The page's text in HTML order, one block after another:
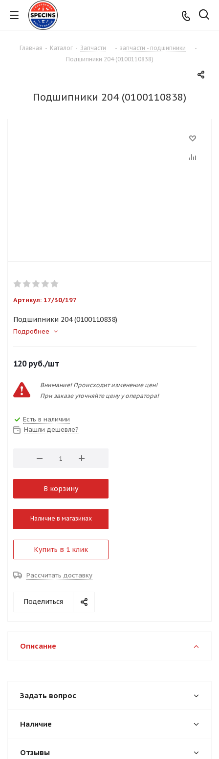
Главная - Каталог - Запчасти - запчасти - подшипники
-
Подшипники 204 (0100110838)
Подшипники 204 (0100110838)
Артикул: 17/30/197
Подшипники 204 (0100110838)
Подробнее
120руб./шт
Внимание! Происходит изменение цен!
При заказе уточняйте цену у оператора!
Есть в наличии
Нашли дешевле?
В корзину
Наличие в магазинах
Купить в 1 клик
Рассчитать доставку
Поделиться
Описание
Задать вопрос
Наличие
Отзывы